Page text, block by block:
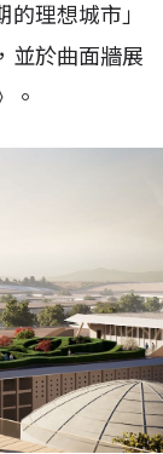
理想城市」
並於曲面牆展
。